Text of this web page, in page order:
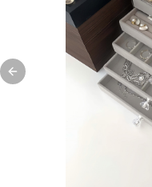
Previous slide